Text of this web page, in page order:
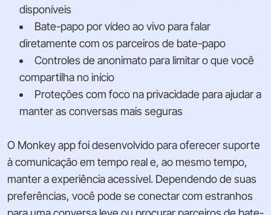
disponíveis
Bate-papo por vídeo ao vivo para falar
diretamente com os parceiros de bate-papo
Controles de anonimato para limitar o que você
compartilha no início
Proteções com foco na privacidade para ajudar a
manter as conversas mais seguras
O Monkey app foi desenvolvido para oferecer suporte
à comunicação em tempo real e, ao mesmo tempo,
manter a experiência acessível. Dependendo de suas
preferências, você pode se conectar com estranhos